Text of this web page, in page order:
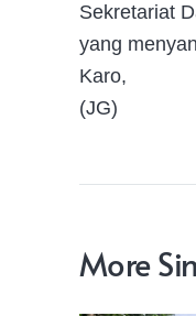
Sekretariat
yang
Karo,
(JG)
More